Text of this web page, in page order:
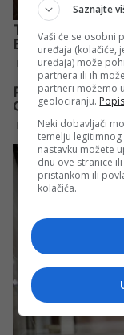
Saznajte
Vaši će se osobni
uređaja (kolačiće,
uređaja) može
partnera ili ih
partneri možemo
geolociranju.
Neki dobavljači
temelju legitimnog
nastavku možete
dnu ove stranice
pristankom ili
kolačića.